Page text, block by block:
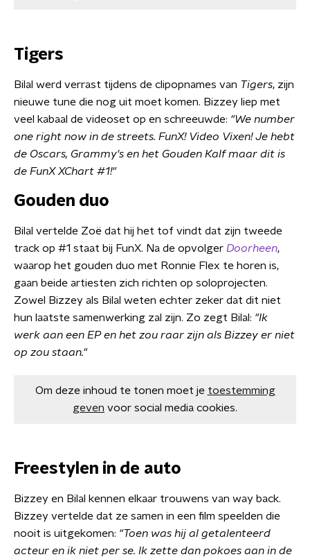
Tigers
Bilal werd verrast tijdens de clipopnames van Tigers, zijn
nieuwe tune die nog uit moet komen. Bizzey liep met
veel kabaal de videoset op en schreeuwde: "We number
one right now in de streets. FunX! Video Vixen! Je hebt
de Oscars, Grammy's en het Gouden Kalf maar dit is
de FunX XChart #1!"
Gouden duo
Bilal vertelde Zoë dat hij het tof vindt dat zijn tweede
track op #1 staat bij FunX. Na de opvolger Doorheen,
waarop het gouden duo met Ronnie Flex te horen is,
gaan beide artiesten zich richten op soloprojecten.
Zowel Bizzey als Bilal weten echter zeker dat dit niet
hun laatste samenwerking zal zijn. Zo zegt Bilal: "Ik
werk aan een EP en het zou raar zijn als Bizzey er niet
op zou staan."
Om deze inhoud te tonen moet je toestemming
geven voor social media cookies.
Freestylen in de auto
Bizzey en Bilal kennen elkaar trouwens van way back.
Bizzey vertelde dat ze samen in een film speelden die
nooit is uitgekomen: "Toen was hij al getalenteerd
acteur en ik niet per se. Ik zette dan pokoes aan in de